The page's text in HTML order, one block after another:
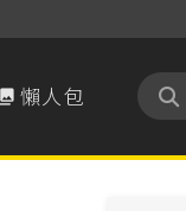
懶人包